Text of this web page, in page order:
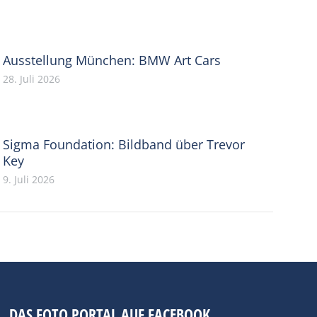
Ausstellung München: BMW Art Cars
28. Juli 2026
Sigma Foundation: Bildband über Trevor
Key
9. Juli 2026